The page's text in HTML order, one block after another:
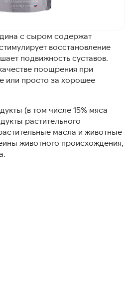
с сыром содержат
восстановление
подвижность суставов.
поощрения при
или просто за хорошее
(в том числе 15% мяса
растительного
масла и животные
животного происхождения,